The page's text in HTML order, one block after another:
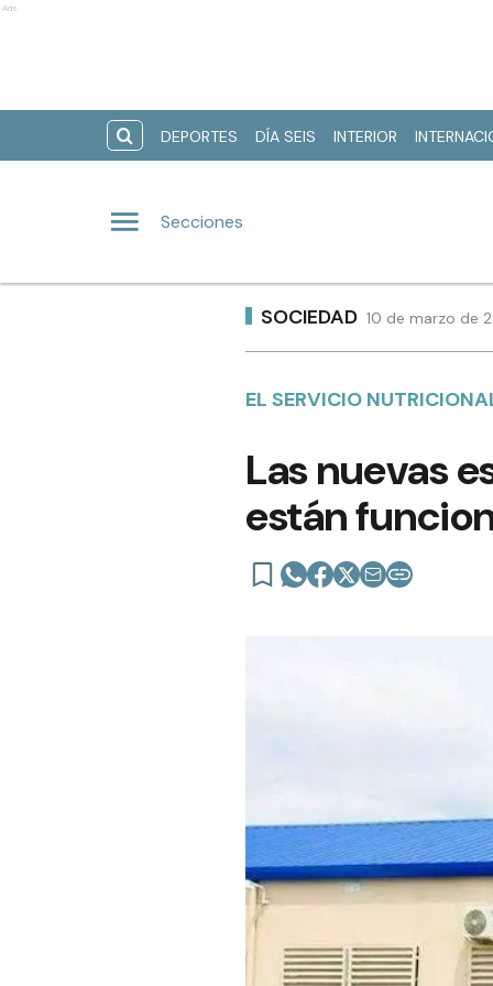
Ads
DEPORTES DÍA SEIS INTERIOR
Secciones
SOCIEDAD 10 de marzo de
EL SERVICIO
Las nuevas
están